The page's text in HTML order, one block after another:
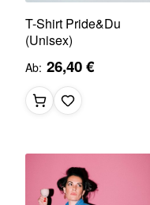
T-Shirt Pride&Du
(Unisex)
Ab 26,40 €